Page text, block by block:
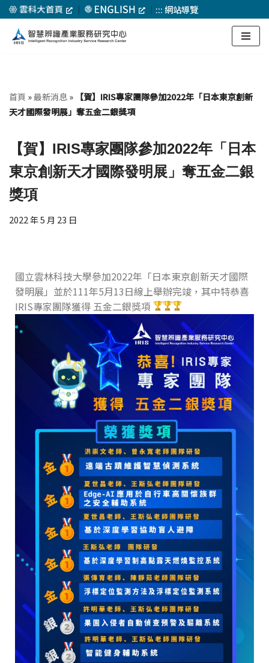
Skip
to
｜ ｜ :::網站導覽
首頁 »最新消息 » 【賀】IRIS專家團隊參加2022年「日本東京創新
天才國際發明展」奪五金二銀獎項
【賀】IRIS專家團隊參加2022年「日本
東京創新天才國際發明展」奪五金二銀
獎項
2022 年 5 月 23 日
國立雲林科技大學參加2022年「日本東京創新天才國際
發明展」並於111年5月13日線上舉辦完竣，其中特恭喜
IRIS專家團隊獲得 五金二銀獎項